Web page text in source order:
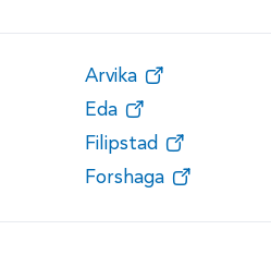
Arvika
Eda
Filipstad
Forshaga